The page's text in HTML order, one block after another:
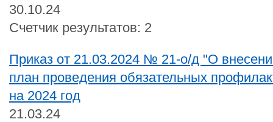
30.10.24
Счетчик результатов: 2
Приказ от 21.03.2024 № 21-о/д "О
план проведения обязательных
на 2024 год
21.03.24